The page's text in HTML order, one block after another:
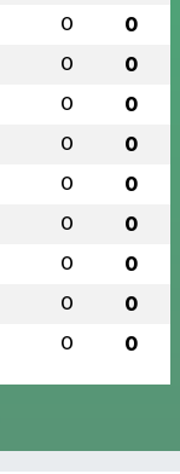
0 0
0 0
0 0
0 0
0 0
0 0
0 0
0 0
0 0